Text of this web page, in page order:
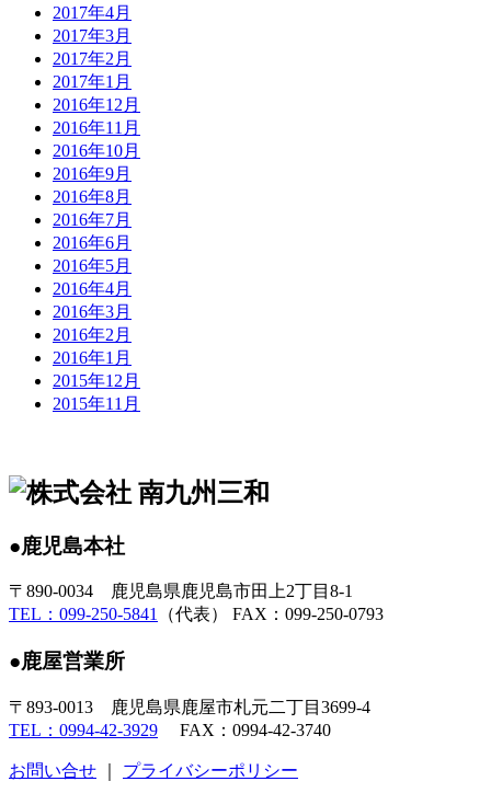
2017年4月
2017年3月
2017年2月
2017年1月
2016年12月
2016年11月
2016年10月
2016年9月
2016年8月
2016年7月
2016年6月
2016年5月
2016年4月
2016年3月
2016年2月
2016年1月
2015年12月
2015年11月
●鹿児島本社
〒890-0034 鹿児島県鹿児島市田上2丁目8-1
TEL：099-250-5841
（代表） FAX：099-250-0793
●鹿屋営業所
〒893-0013 鹿児島県鹿屋市札元二丁目3699-4
TEL：0994-42-3929 FAX：0994-42-3740
お問い合せ プライバシーポリシー